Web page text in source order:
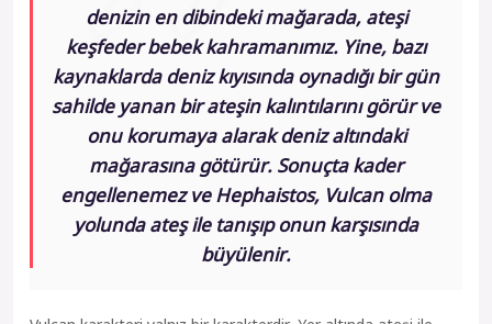
denizin en dibindeki mağarada, ateşi
keşfeder bebek kahramanımız. Yine, bazı
kaynaklarda deniz kıyısında oynadığı bir gün
sahilde yanan bir ateşin kalıntılarını görür ve
onu korumaya alarak deniz altındaki
mağarasına götürür. Sonuçta kader
engellenemez ve Hephaistos, Vulcan olma
yolunda ateş ile tanışıp onun karşısında
büyülenir.